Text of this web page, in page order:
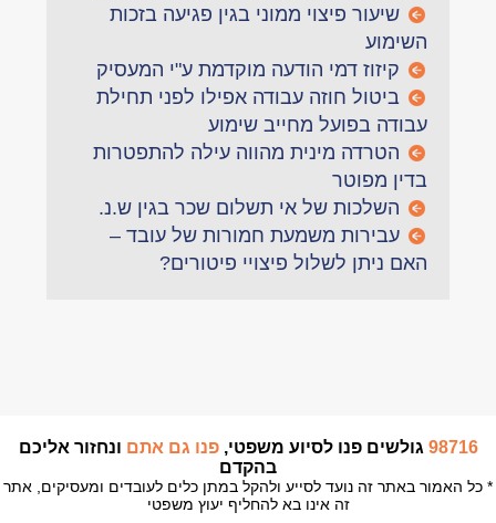
שיעור פיצוי ממוני בגין פגיעה בזכות
השימוע
קיזוז דמי הודעה מוקדמת ע"י המעסיק
ביטול חוזה עבודה אפילו לפני תחילת
עבודה בפועל מחייב שימוע
הטרדה מינית מהווה עילה להתפטרות
בדין מפוטר
השלכות של אי תשלום שכר בגין ש.נ.
עבירות משמעת חמורות של עובד –
האם ניתן לשלול פיצויי פיטורים?
98716 גולשים פנו לסיוע משפטי,פנו גם אתם ונחזור אליכם
בהקדם
* כל האמור באתר זה נועד לסייע ולהקל במתן כלים לעובדים ומעסיקים, אתר
זה אינו בא להחליף יעוץ משפטי